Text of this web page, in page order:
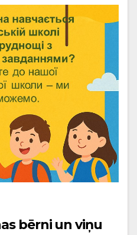
bērni un viņu